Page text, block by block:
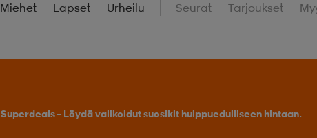
Miehet Lapset Urheilu Seurat Tarjoukset
Superdeals – Löydä valikoidut suosikit huippuedulliseen hintaan.